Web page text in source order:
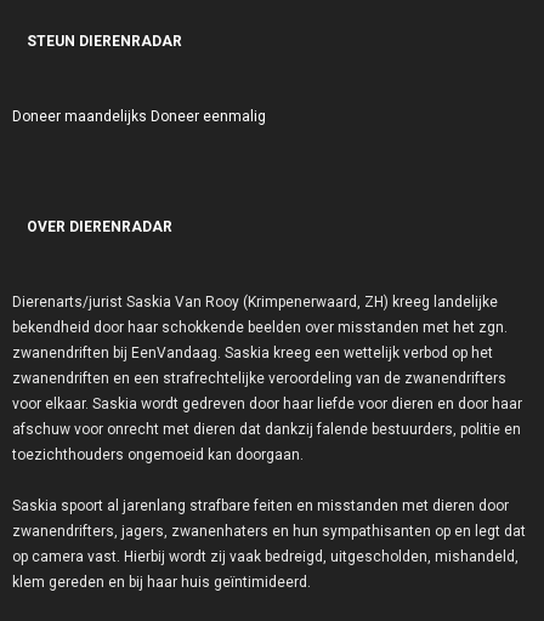
STEUN DIERENRADAR
Doneer maandelijks Doneer eenmalig
OVER DIERENRADAR
Dierenarts/jurist Saskia Van Rooy (Krimpenerwaard, ZH) kreeg landelijke
bekendheid door haar schokkende beelden over misstanden met het zgn.
zwanendriften bij EenVandaag. Saskia kreeg een wettelijk verbod op het
zwanendriften en een strafrechtelijke veroordeling van de zwanendrifters
voor elkaar. Saskia wordt gedreven door haar liefde voor dieren en door haar
afschuw voor onrecht met dieren dat dankzij falende bestuurders, politie en
toezichthouders ongemoeid kan doorgaan.
Saskia spoort al jarenlang strafbare feiten en misstanden met dieren door
zwanendrifters, jagers, zwanenhaters en hun sympathisanten op en legt dat
op camera vast. Hierbij wordt zij vaak bedreigd, uitgescholden, mishandeld,
klem gereden en bij haar huis geïntimideerd.